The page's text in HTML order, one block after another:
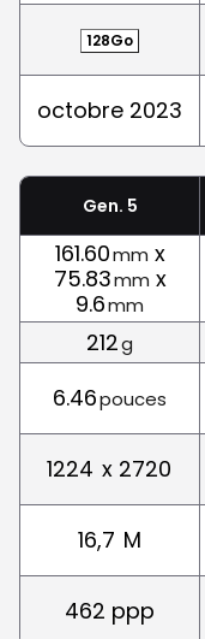
128Go
octobre 2023
Gen. 5
161.60mm x
75.83mm x
9.6mm
212g
6.46pouces
1224 x 2720
16,7 M
462 ppp